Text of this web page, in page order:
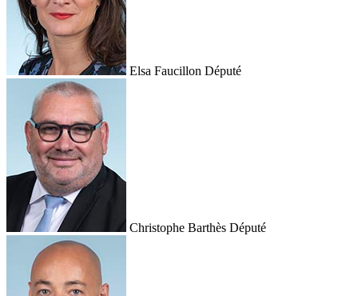
Elsa Faucillon Député
Christophe Barthès Député